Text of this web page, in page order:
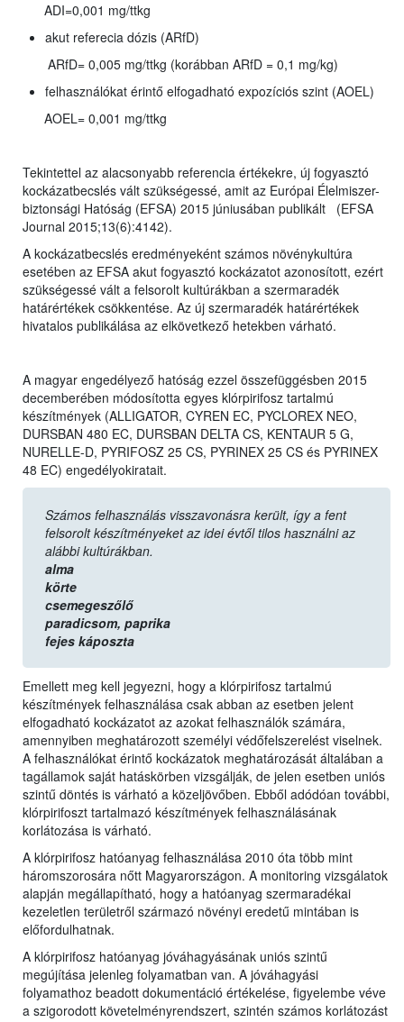
ADI=0,001 mg/ttkg
akut referecia dózis (ARfD)
ARfD= 0,005 mg/ttkg (korábban ARfD = 0,1 mg/kg)
felhasználókat érintő elfogadható expozíciós szint (AOEL)
AOEL= 0,001 mg/ttkg
Tekintettel az alacsonyabb referencia értékekre, új fogyasztó
kockázatbecslés vált szükségessé, amit az Európai Élelmiszer-
biztonsági Hatóság (EFSA) 2015 júniusában publikált (EFSA
Journal 2015;13(6):4142).
A kockázatbecslés eredményeként számos növénykultúra
esetében az EFSA akut fogyasztó kockázatot azonosított, ezért
szükségessé vált a felsorolt kultúrákban a szermaradék
határértékek csökkentése. Az új szermaradék határértékek
hivatalos publikálása az elkövetkező hetekben várható.
A magyar engedélyező hatóság ezzel összefüggésben 2015
decemberében módosította egyes klórpirifosz tartalmú
készítmények (ALLIGATOR, CYREN EC, PYCLOREX NEO,
DURSBAN 480 EC, DURSBAN DELTA CS, KENTAUR 5 G,
NURELLE-D, PYRIFOSZ 25 CS, PYRINEX 25 CS és PYRINEX
48 EC) engedélyokiratait.
Számos felhasználás visszavonásra került, így a fent
felsorolt készítményeket az idei évtől tilos használni az
alábbi kultúrákban.
alma
körte
csemegeszőlő
paradicsom, paprika
fejes káposzta
Emellett meg kell jegyezni, hogy a klórpirifosz tartalmú
készítmények felhasználása csak abban az esetben jelent
elfogadható kockázatot az azokat felhasználók számára,
amennyiben meghatározott személyi védőfelszerelést viselnek.
A felhasználókat érintő kockázatok meghatározását általában a
tagállamok saját hatáskörben vizsgálják, de jelen esetben uniós
szintű döntés is várható a közeljövőben. Ebből adódóan további,
klórpirifoszt tartalmazó készítmények felhasználásának
korlátozása is várható.
A klórpirifosz hatóanyag felhasználása 2010 óta több mint
háromszorosára nőtt Magyarországon. A monitoring vizsgálatok
alapján megállapítható, hogy a hatóanyag szermaradékai
kezeletlen területről származó növényi eredetű mintában is
előfordulhatnak.
A klórpirifosz hatóanyag jóváhagyásának uniós szintű
megújítása jelenleg folyamatban van. A jóváhagyási
folyamathoz beadott dokumentáció értékelése, figyelembe véve
a szigorodott követelményrendszert, szintén számos korlátozást